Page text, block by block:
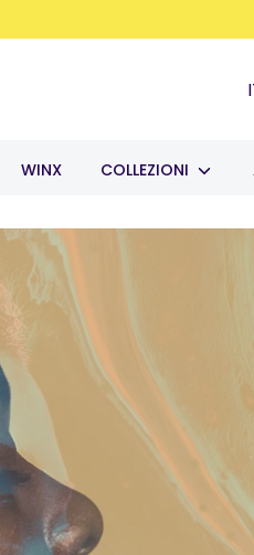
WINX COLLEZIONI